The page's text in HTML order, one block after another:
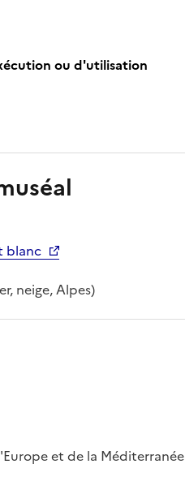
ou d'utilisation
blanc
neige, Alpes)
et de la Méditerranée